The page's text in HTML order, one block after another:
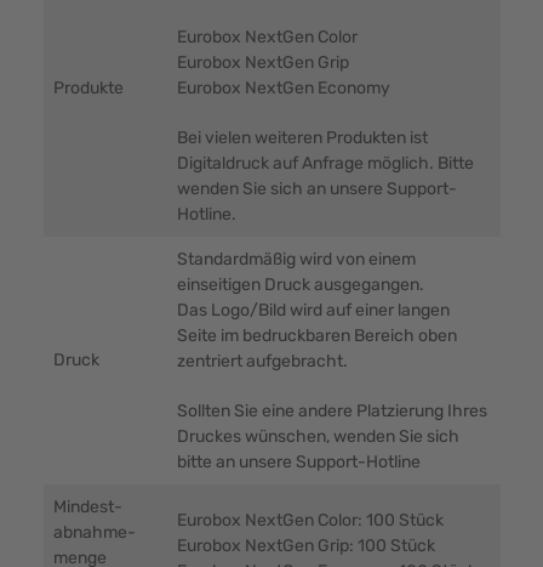
Produkte
Eurobox NextGen Color
Eurobox NextGen Grip
Eurobox NextGen Economy
Bei vielen weiteren Produkten ist
Digitaldruck auf Anfrage möglich. Bitte
wenden Sie sich an unsere Support-
Hotline.
Druck
Standardmäßig wird von einem
einseitigen Druck ausgegangen.
Das Logo/Bild wird auf einer langen
Seite im bedruckbaren Bereich oben
zentriert aufgebracht.
Sollten Sie eine andere Platzierung Ihres
Druckes wünschen, wenden Sie sich
bitte an unsere Support-Hotline
Mindest-
abnahme-
menge
Eurobox NextGen Color: 100 Stück
Eurobox NextGen Grip: 100 Stück